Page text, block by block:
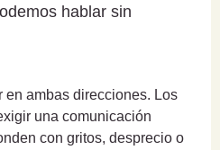
hablar sin
en ambas direcciones. Los
una comunicación
con gritos, desprecio o